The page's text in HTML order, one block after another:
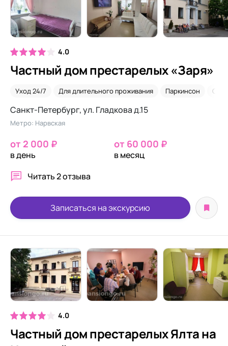
4.0
Частный дом престарелых «Заря»
Уход 24/7 Для длительного проживания Паркинсон
Санкт-Петербург, ул. Гладкова д.15
Метро: Нарвская
от 2 000 ₽
в день
от 60 000 ₽
в месяц
Читать2 отзыва
Записаться на экскурсию
4.0
Частный дом престарелых Ялта на